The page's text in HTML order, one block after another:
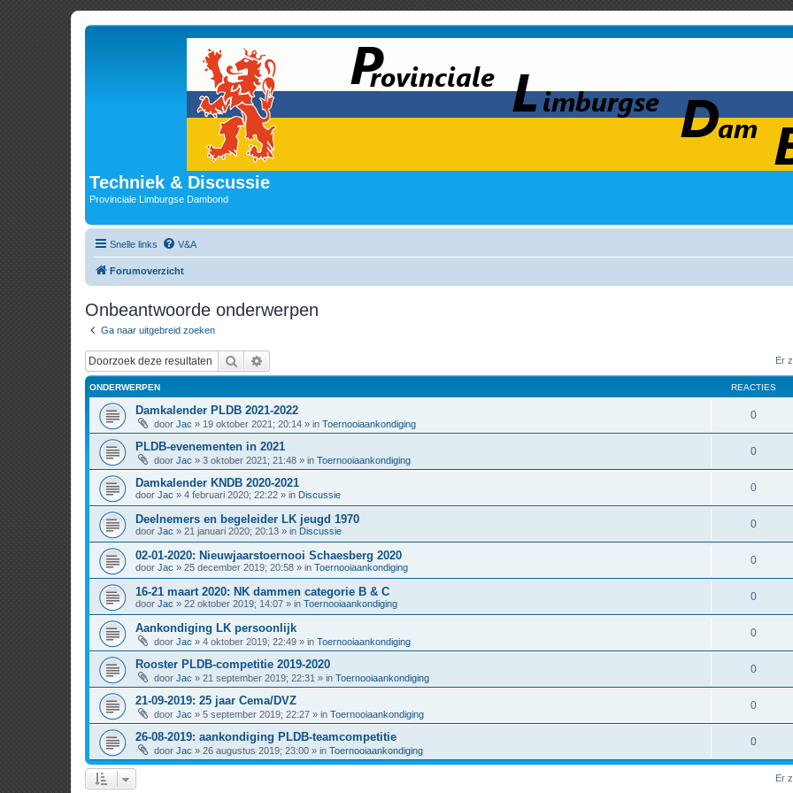
Techniek & Discussie
Provinciale Limburgse Dambond
Snelle links V&A
Forumoverzicht
Onbeantwoorde onderwerpen
Ga naar uitgebreid zoeken
Zoek Er
ONDERWERPEN REACTIES
Damkalender PLDB 2021-2022
door Jac » 19 oktober 2021; 20:14 » in Toernooiaankondiging
0
PLDB-evenementen in 2021
door Jac » 3 oktober 2021; 21:48 » in Toernooiaankondiging
0
Damkalender KNDB 2020-2021
door Jac » 4 februari 2020; 22:22 » in Discussie
0
Deelnemers en begeleider LK jeugd 1970
door Jac » 21 januari 2020; 20:13 » in Discussie
0
02-01-2020: Nieuwjaarstoernooi Schaesberg 2020
door Jac » 25 december 2019; 20:58 » in Toernooiaankondiging
0
16-21 maart 2020: NK dammen categorie B & C
door Jac » 22 oktober 2019; 14:07 » in Toernooiaankondiging
0
Aankondiging LK persoonlijk
door Jac » 4 oktober 2019; 22:49 » in Toernooiaankondiging
0
Rooster PLDB-competitie 2019-2020
door Jac » 21 september 2019; 22:31 » in Toernooiaankondiging
0
21-09-2019: 25 jaar Cema/DVZ
door Jac » 5 september 2019; 22:27 » in Toernooiaankondiging
0
26-08-2019: aankondiging PLDB-teamcompetitie
door Jac » 26 augustus 2019; 23:00 » in Toernooiaankondiging
0
Er